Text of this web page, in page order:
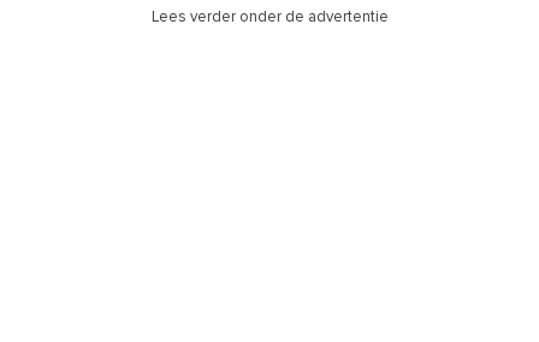
Lees verder onder de advertentie